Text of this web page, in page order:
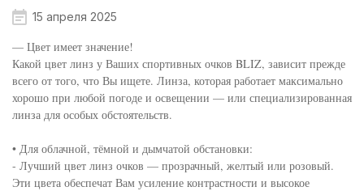
15 апреля 2025
— Цвет имеет значение!
Какой цвет линз у Ваших спортивных очков BLIZ, зависит прежде
всего от того, что Вы ищете. Линза, которая работает максимально
хорошо при любой погоде и освещении — или специализированная
линза для особых обстоятельств.
• Для облачной, тёмной и дымчатой обстановки:
- Лучший цвет линз очков — прозрачный, желтый или розовый.
Эти цвета обеспечат Вам усиление контрастности и высокое